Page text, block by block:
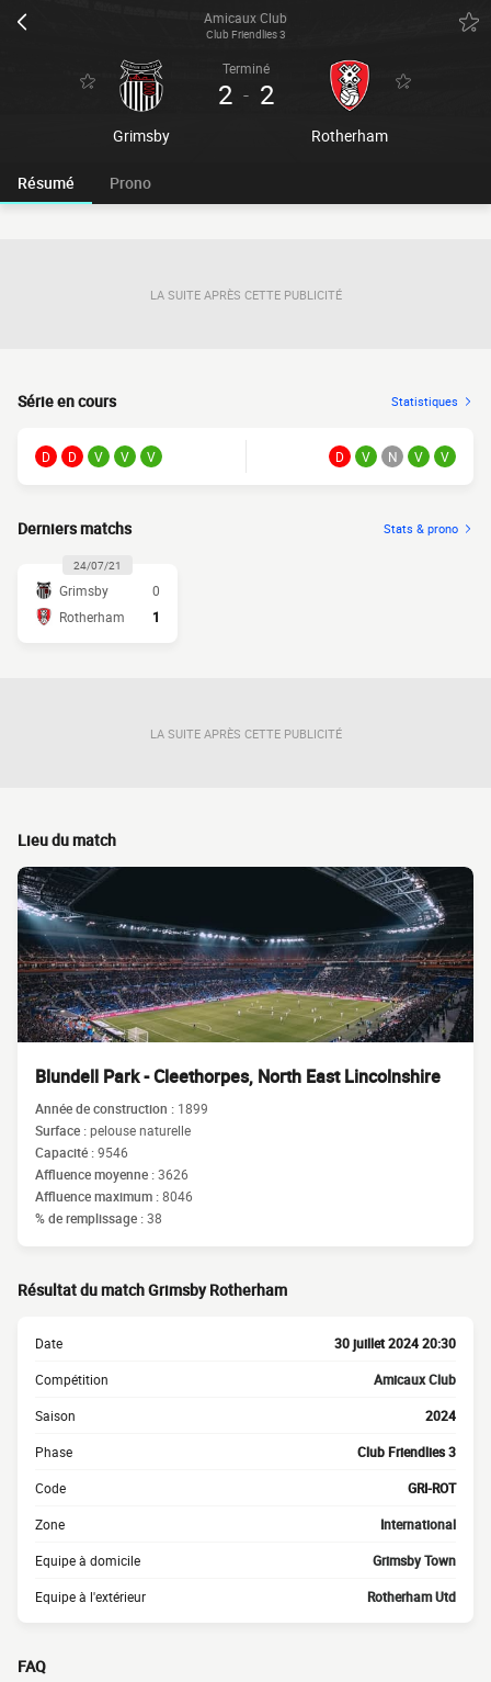
Amicaux Club
Club Friendlies 3
Grimsby
Terminé
2 - 2
Rotherham
Résumé Prono
LA SUITE APRÈS CETTE PUBLICITÉ
Série en cours Statistiques
D D V V V D V N V V
Derniers matchs Stats & prono
24/07/21
Grimsby
0
Rotherham
1
LA SUITE APRÈS CETTE PUBLICITÉ
Lieu du match
Blundell Park - Cleethorpes, North East Lincolnshire
Année de construction : 1899
Surface :pelouse naturelle
Capacité :9546
Affluence moyenne :3626
Affluence maximum :8046
% de remplissage :38
Résultat du match Grimsby Rotherham
Date 30 juillet 2024 20:30
Compétition Amicaux Club
Saison 2024
Phase Club Friendlies 3
Code GRI-ROT
Zone International
Equipe à domicile Grimsby Town
Equipe à l'extérieur Rotherham Utd
FAQ